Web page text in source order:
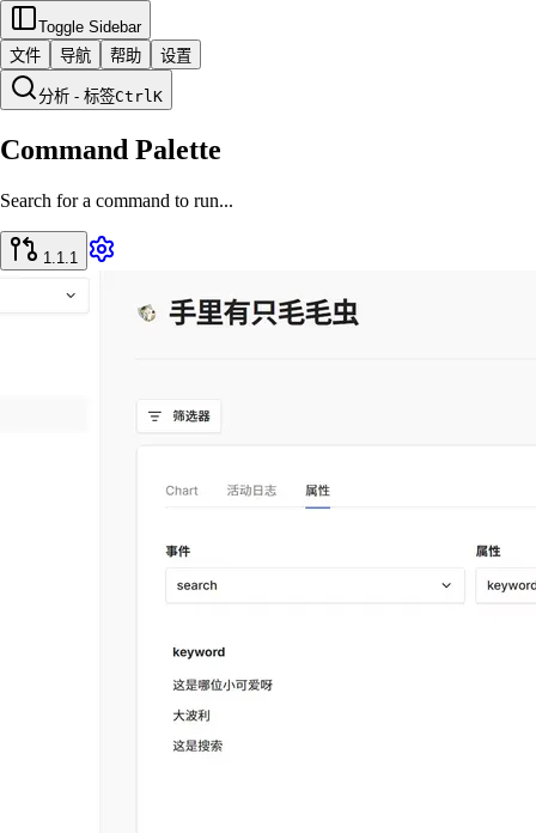
Toggle Sidebar
文件
导航 帮助 设置
分析 - 标签CtrlK
Command Palette
Search for a command to run...
1.1.1